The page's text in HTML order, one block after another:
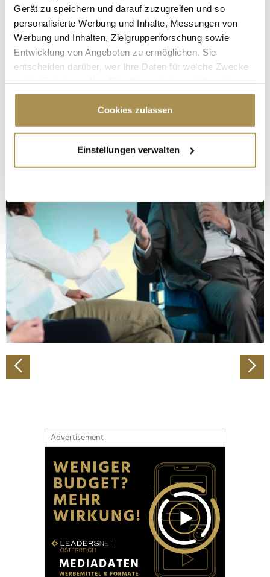
Gerät zu speichern und darauf zuzugreifen und so
personalisierte Werbung und Inhalte, Messungen von
Werbung und Inhalten, Zielgruppenforschung sowie
Entwicklung von Angeboten zu ermöglichen. Sie
entscheiden darüber, wer Ihre Daten für welche Zwecke
Cookie-Erklärung oder durch Klicken auf das Privacy
Trigger Symbol ändern oder widerrufen
Informationen über Ihre geografische Lage
erfassen, welche bis auf einige Meter genau sein
bestimmten Merkmalen (Fingerprinting) identifizieren
Erfahren Sie mehr darüber, wie Ihre persönlichen Daten
verarbeitet werden, und legen Sie Ihre Präferenzen im
Abschnitt Einzelheiten
fest.
Wir verwenden Cookies, um Inhalte und Anzeigen zu
personalisieren, Funktionen für soziale Medien anbieten
zu können und die Zugriffe auf unsere Website zu
analysieren. Außerdem geben wir Informationen zu Ihrer
Verwendung unserer Website an unsere Partner für
soziale Medien, Werbung und Analysen weiter. Unsere
Partner führen diese Informationen möglicherweise mit
Cookies zulassen
Einstellungen verwalten
Advertisement